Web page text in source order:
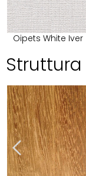
Oipets White Iver
Struttura